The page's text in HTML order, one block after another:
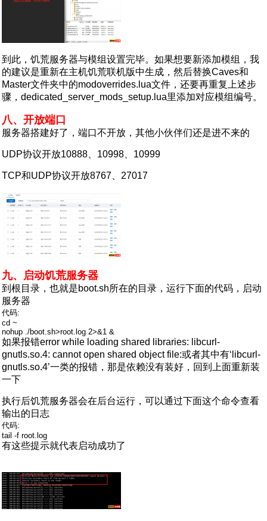
到此，饥荒服务器与模组设置完毕。如果想要新添加模组，我
的建议是重新在主机饥荒联机版中生成，然后替换Caves和
Master文件夹中的modoverrides.lua文件，还要再重复上述步
骤，dedicated_server_mods_setup.lua里添加对应模组编号。
八、开放端口
服务器搭建好了，端口不开放，其他小伙伴们还是进不来的
UDP协议开放10888、10998、10999
TCP和UDP协议开放8767、27017
九、启动饥荒服务器
到根目录，也就是boot.sh所在的目录，运行下面的代码，启动
服务器
代码:
cd ~
nohup ./boot.sh>root.log 2>&1 &
如果报错error while loading shared libraries: libcurl-
gnutls.so.4: cannot open shared object file:或者其中有‘libcurl-
gnutls.so.4’一类的报错，那是依赖没有装好，回到上面重新装
一下
执行后饥荒服务器会在后台运行，可以通过下面这个命令查看
输出的日志
代码:
tail -f root.log
有这些提示就代表启动成功了